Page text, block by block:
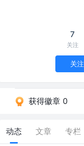
7
关注
关注
获得徽章 0
动态 文章 专栏